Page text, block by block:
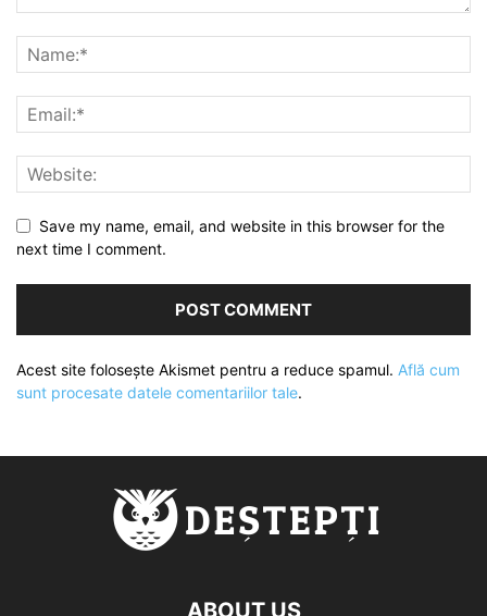
Save my name, email, and website in this browser for the
next time I comment.
Acest site folosește Akismet pentru a reduce spamul. Află cum
sunt procesate datele comentariilor tale.
ABOUT US